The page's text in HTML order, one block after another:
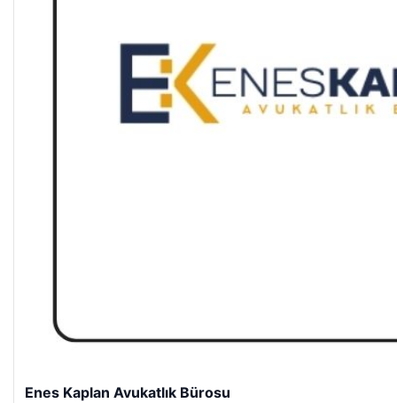
Enes Kaplan Avukatlık Bürosu